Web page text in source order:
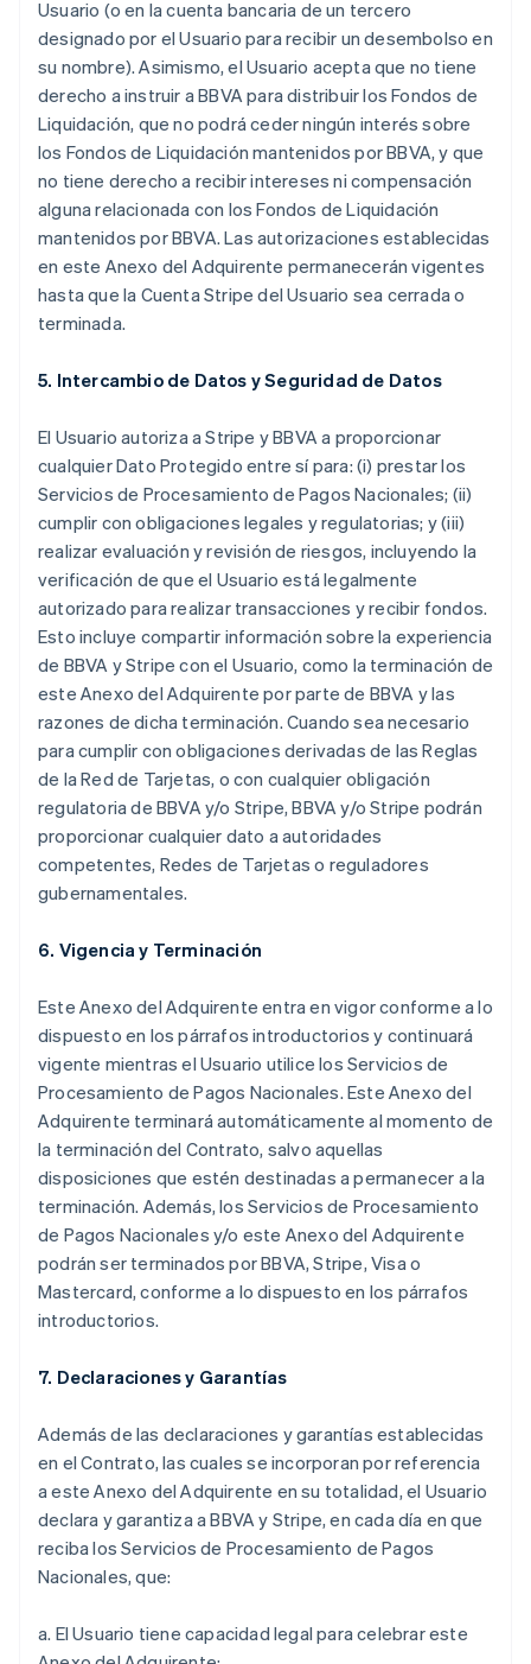
Usuario (o en la cuenta bancaria de un tercero
designado por el Usuario para recibir un desembolso en
su nombre). Asimismo, el Usuario acepta que no tiene
derecho a instruir a BBVA para distribuir los Fondos de
Liquidación, que no podrá ceder ningún interés sobre
los Fondos de Liquidación mantenidos por BBVA, y que
no tiene derecho a recibir intereses ni compensación
alguna relacionada con los Fondos de Liquidación
mantenidos por BBVA. Las autorizaciones establecidas
en este Anexo del Adquirente permanecerán vigentes
hasta que la Cuenta Stripe del Usuario sea cerrada o
terminada.
5. Intercambio de Datos y Seguridad de Datos
El Usuario autoriza a Stripe y BBVA a proporcionar
cualquier Dato Protegido entre sí para: (i) prestar los
Servicios de Procesamiento de Pagos Nacionales; (ii)
cumplir con obligaciones legales y regulatorias; y (iii)
realizar evaluación y revisión de riesgos, incluyendo la
verificación de que el Usuario está legalmente
autorizado para realizar transacciones y recibir fondos.
Esto incluye compartir información sobre la experiencia
de BBVA y Stripe con el Usuario, como la terminación de
este Anexo del Adquirente por parte de BBVA y las
razones de dicha terminación. Cuando sea necesario
para cumplir con obligaciones derivadas de las Reglas
de la Red de Tarjetas, o con cualquier obligación
regulatoria de BBVA y/o Stripe, BBVA y/o Stripe podrán
proporcionar cualquier dato a autoridades
competentes, Redes de Tarjetas o reguladores
gubernamentales.
6. Vigencia y Terminación
Este Anexo del Adquirente entra en vigor conforme a lo
dispuesto en los párrafos introductorios y continuará
vigente mientras el Usuario utilice los Servicios de
Procesamiento de Pagos Nacionales. Este Anexo del
Adquirente terminará automáticamente al momento de
la terminación del Contrato, salvo aquellas
disposiciones que estén destinadas a permanecer a la
terminación. Además, los Servicios de Procesamiento
de Pagos Nacionales y/o este Anexo del Adquirente
podrán ser terminados por BBVA, Stripe, Visa o
Mastercard, conforme a lo dispuesto en los párrafos
introductorios.
7. Declaraciones y Garantías
Además de las declaraciones y garantías establecidas
en el Contrato, las cuales se incorporan por referencia
a este Anexo del Adquirente en su totalidad, el Usuario
declara y garantiza a BBVA y Stripe, en cada día en que
reciba los Servicios de Procesamiento de Pagos
Nacionales, que:
a. El Usuario tiene capacidad legal para celebrar este